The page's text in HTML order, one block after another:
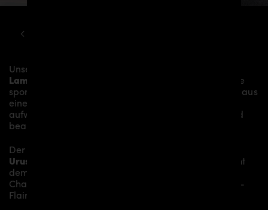
Unser
Lamborghini Urus
mehr Dynamik und akzentuiert die
sportliche Linie des Fahrzeugs. Das Material besteht aus
einem
aufwändig in Handarbeit laminiert und anschließend
bearbeitet.
Der
Urus
und verleiht
dem
Charakter und einen gewissen Hauch von Rennsport-
Flair.